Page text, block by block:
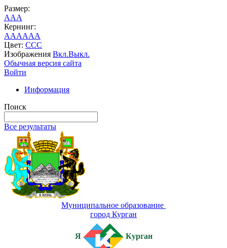
Размер:
AAA
Кернинг:
AAAAAA
Цвет: CCC
Изображения Вкл.Выкл.
Обычная версия сайта
Войти
Информация
Поиск
Все результаты
Муниципальное образование
город Курган
Я Курган